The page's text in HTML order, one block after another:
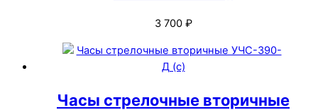
3 700 ₽
Часы стрелочные вторичные